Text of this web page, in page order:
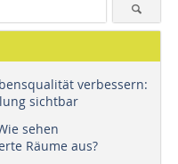
verbessern:
sichtbar
sehen
Räume aus?